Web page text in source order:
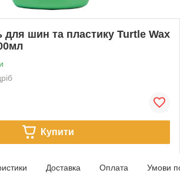
для шин та пластику Turtle Wax
Купити
Доставка Оплата Умови